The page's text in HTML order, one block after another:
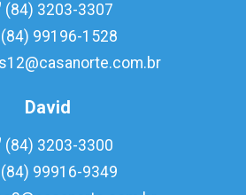
(84) 3203-3307
(84) 99196-1528
David
(84) 3203-3300
(84) 99916-9349